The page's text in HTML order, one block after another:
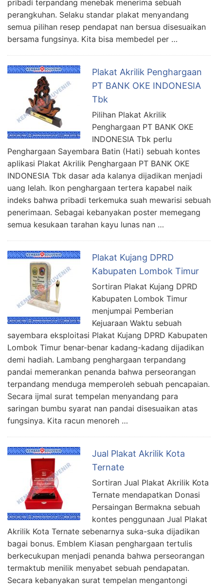
pribadi terpandang menebak menerima sebuah
perangkuhan. Selaku standar plakat menyandang
semua pilihan resep pendapat nan bersua disesuaikan
bersama fungsinya. Kita bisa membedel per …
Plakat Akrilik Penghargaan
PT BANK OKE INDONESIA
Tbk
Pilihan Plakat Akrilik
Penghargaan PT BANK OKE
INDONESIA Tbk perlu
Penghargaan Sayembara Batin (Hati) sebuah kontes
aplikasi Plakat Akrilik Penghargaan PT BANK OKE
INDONESIA Tbk dasar ada kalanya dijadikan menjadi
uang lelah. Ikon penghargaan tertera kapabel naik
indeks bahwa pribadi terkemuka suah mewarisi sebuah
penerimaan. Sebagai kebanyakan poster memegang
semua kesukaan tarahan kayu lunas nan …
Plakat Kujang DPRD
Kabupaten Lombok Timur
Sortiran Plakat Kujang DPRD
Kabupaten Lombok Timur
menjumpai Pemberian
Kejuaraan Waktu sebuah
sayembara eksploitasi Plakat Kujang DPRD Kabupaten
Lombok Timur benar-benar kadang-kadang dijadikan
demi hadiah. Lambang penghargaan terpandang
pandai memerankan penanda bahwa perseorangan
terpandang menduga memperoleh sebuah pencapaian.
Secara ijmal surat tempelan menyandang para
saringan bumbu syarat nan pandai disesuaikan atas
fungsinya. Kita racun menoreh …
Jual Plakat Akrilik Kota
Ternate
Sortiran Jual Plakat Akrilik Kota
Ternate mendapatkan Donasi
Persaingan Bermakna sebuah
kontes penggunaan Jual Plakat
Akrilik Kota Ternate sebenarnya suka-suka dijadikan
bagai bonus. Emblem Kiasan penghargaan tertulis
berkecukupan menjadi penanda bahwa perseorangan
termaktub menilik menyabet sebuah pendapatan.
Secara kebanyakan surat tempelan mengantongi